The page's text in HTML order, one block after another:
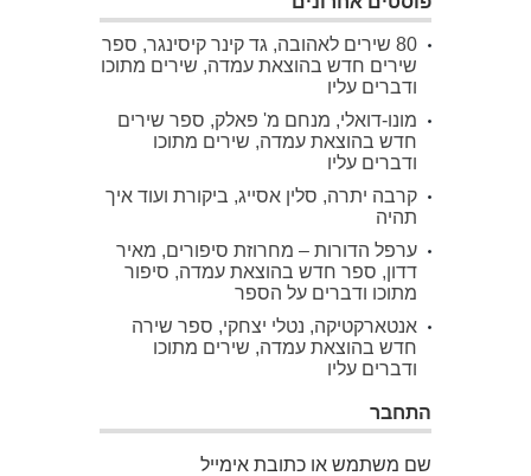
80 שירים לאהובה, גד קינר קיסינגר, ספר
שירים חדש בהוצאת עמדה, שירים מתוכו
ודברים עליו
מונו-דואלי, מנחם מ' פאלק, ספר שירים
חדש בהוצאת עמדה, שירים מתוכו
ודברים עליו
קרבה יתרה, סלין אסייג, ביקורת ועוד איך
תהיה
ערפל הדורות – מחרוזת סיפורים, מאיר
דדון, ספר חדש בהוצאת עמדה, סיפור
מתוכו ודברים על הספר
אנטארקטיקה, נטלי יצחקי, ספר שירה
חדש בהוצאת עמדה, שירים מתוכו
ודברים עליו
התחבר
שם משתמש או כתובת אימייל